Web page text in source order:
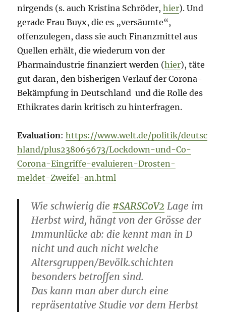
nirgends (s. auch Kristina Schröder,hier). Und
gerade Frau Buyx, die es „versäumte“,
offenzulegen, dass sie auch Finanzmittel aus
Quellen erhält, die wiederum von der
Pharmaindustrie finanziert werden (hier), täte
gut daran, den bisherigen Verlauf der Corona-
Bekämpfung in Deutschland und die Rolle des
Ethikrates darin kritisch zu hinterfragen.
Evaluation:https://www.welt.de/politik/deutsc
hland/plus238065673/Lockdown-und-Co-
Corona-Eingriffe-evaluieren-Drosten-
meldet-Zweifel-an.html
Wie schwierig die #SARSCoV2 Lage im
Herbst wird, hängt von der Grösse der
Immunlücke ab: die kennt man in D
nicht und auch nicht welche
Altersgruppen/Bevölk.schichten
besonders betroffen sind.
Das kann man aber durch eine
repräsentative Studie vor dem Herbst